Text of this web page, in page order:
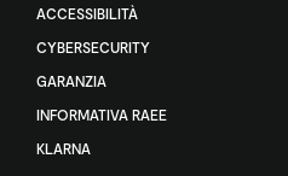
ACCESSIBILITÀ
CYBERSECURITY
GARANZIA
INFORMATIVA RAEE
KLARNA